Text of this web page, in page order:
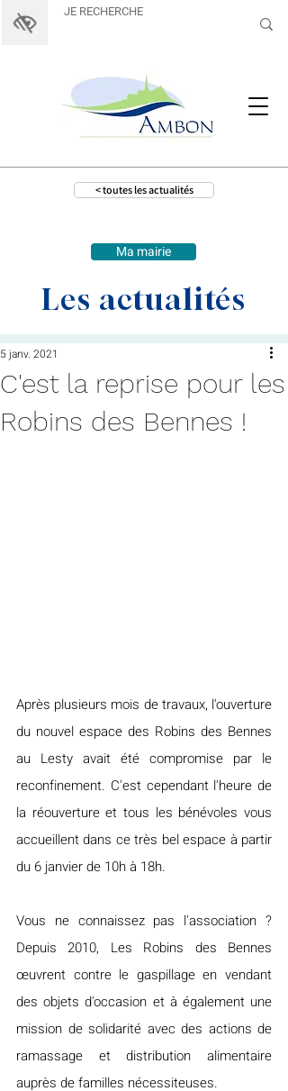
< toutes les actualités
Ma mairie
Les actualités
C'est la reprise pour les
Robins des Bennes !
5 janv. 2021
Après plusieurs mois de travaux, l'ouverture
du nouvel espace des Robins des Bennes
au Lesty avait été compromise par le
reconfinement. C'est cependant l'heure de
la réouverture et tous les bénévoles vous
accueillent dans ce très bel espace à partir
du 6 janvier de 10h à 18h.
Vous ne connaissez pas l'association ?
Depuis 2010, Les Robins des Bennes
œuvrent contre le gaspillage en vendant
des objets d'occasion et à également une
mission de solidarité avec des actions de
ramassage et distribution alimentaire
auprès de familles nécessiteuses.